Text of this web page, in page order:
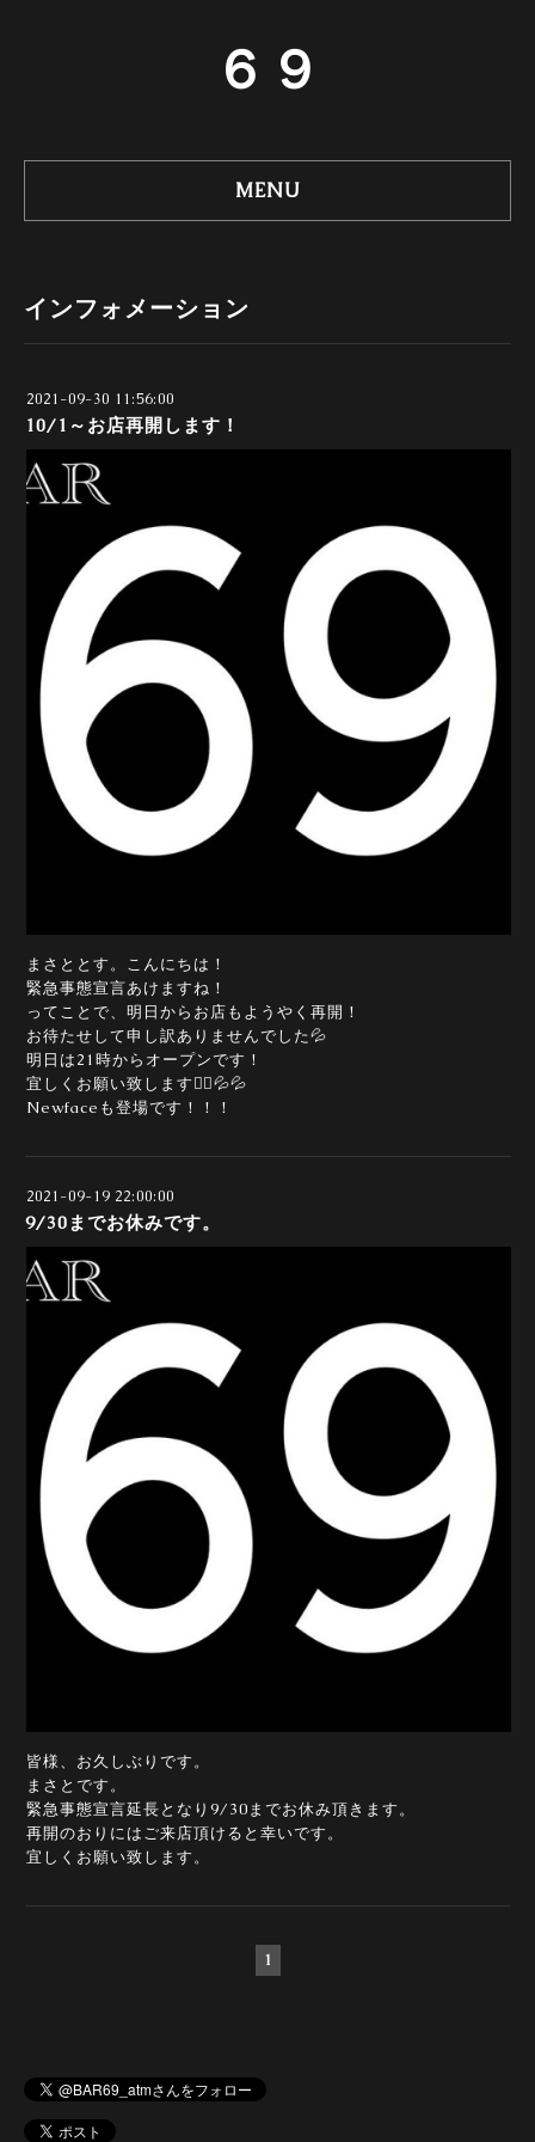
６９
MENU
インフォメーション
2021-09-30 11:56:00
10/1～お店再開します！
まさととす。こんにちは！
緊急事態宣言あけますね！
ってことで、明日からお店もようやく再開！
お待たせして申し訳ありませんでした💦
明日は21時からオープンです！
宜しくお願い致します🙇‍♀️💦💦
Newfaceも登場です！！！
2021-09-19 22:00:00
9/30までお休みです。
皆様、お久しぶりです。
まさとです。
緊急事態宣言延長となり9/30までお休み頂きます。
再開のおりにはご来店頂けると幸いです。
宜しくお願い致します。
1